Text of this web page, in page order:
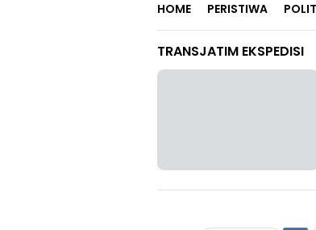
HOME PERISTIWA
TRANSJATIM EKSPEDISI